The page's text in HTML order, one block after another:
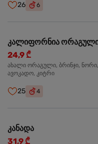
26 6
კალიფორნია
24,9 ₾
ახალი ორაგული, ბრინჯი,
ავოკადო, კიტრი
25 4
კანადა
31,9 ₾